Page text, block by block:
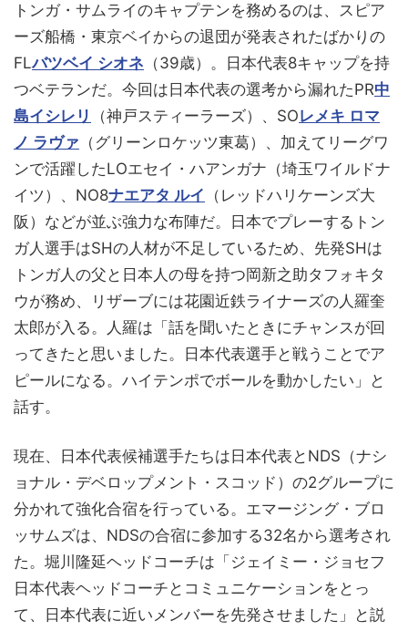
トンガ・サムライのキャプテンを務めるのは、スピア
ーズ船橋・東京ベイからの退団が発表されたばかりの
FLバツベイ シオネ （39歳）。日本代表8キャップを持
つベテランだ。今回は日本代表の選考から漏れたPR中
島イシレリ
（神戸スティーラーズ）、SOレメキ ロマ
ノ ラヴァ （グリーンロケッツ東葛）、加えてリーグワ
ンで活躍したLOエセイ・ハアンガナ（埼玉ワイルドナ
イツ）、NO8ナエアタ ルイ （レッドハリケーンズ大
阪）などが並ぶ強力な布陣だ。日本でプレーするトン
ガ人選手はSHの人材が不足しているため、先発SHは
トンガ人の父と日本人の母を持つ岡新之助タフォキタ
ウが務め、リザーブには花園近鉄ライナーズの人羅奎
太郎が入る。人羅は「話を聞いたときにチャンスが回
ってきたと思いました。日本代表選手と戦うことでア
ピールになる。ハイテンポでボールを動かしたい」と
話す。
現在、日本代表候補選手たちは日本代表とNDS（ナシ
ョナル・デベロップメント・スコッド）の2グループに
分かれて強化合宿を行っている。エマージング・ブロ
ッサムズは、NDSの合宿に参加する32名から選考され
た。堀川隆延ヘッドコーチは「ジェイミー・ジョセフ
日本代表ヘッドコーチとコミュニケーションをとっ
て、日本代表に近いメンバーを先発させました」と説